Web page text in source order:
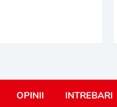
OPINII INTREBARI